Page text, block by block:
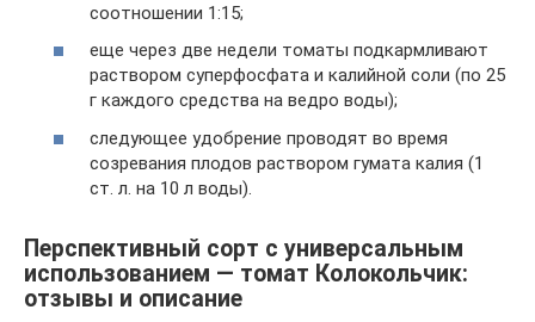
соотношении 1:15;
еще через две недели томаты подкармливают
раствором суперфосфата и калийной соли (по 25
г каждого средства на ведро воды);
следующее удобрение проводят во время
созревания плодов раствором гумата калия (1
ст. л. на 10 л воды).
Перспективный сорт с универсальным
использованием — томат Колокольчик:
отзывы и описание